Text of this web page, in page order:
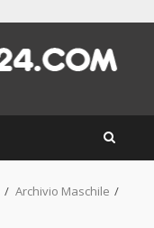
Archivio Maschile